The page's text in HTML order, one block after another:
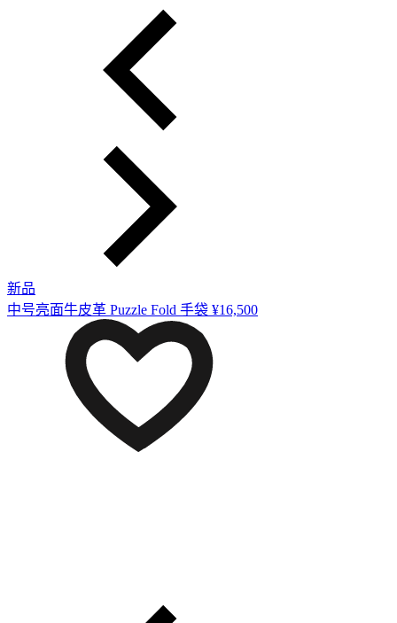
新品
中号亮面牛皮革 Puzzle Fold 手袋 ¥16,500